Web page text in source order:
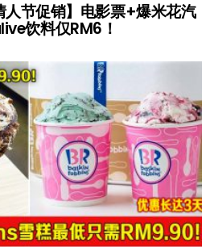
人节促销】电影票+爆米花汽
饮料仅RM6！